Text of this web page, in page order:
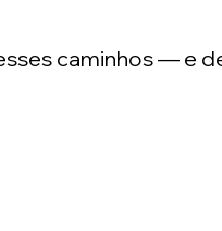
caminhos — e